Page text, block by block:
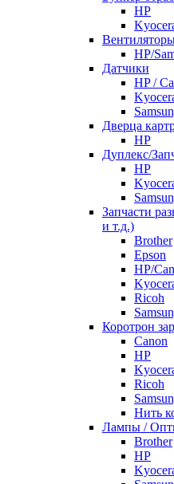
HP
HP/
Датчики
HP /
Дверца
HP
Дуплекс/
HP
Запчасти
и т.д.)
Brother
Epson
HP/
Ricoh
Коротрон
Canon
HP
Ricoh
Нить
Лампы /
Brother
HP